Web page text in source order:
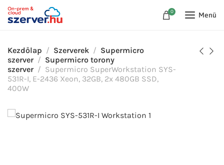
0 Menü
Kezdőlap Szerverek
Supermicro
szerver
Supermicro torony
szerver
Supermicro SuperWorkstation SYS-
531R-I, E-2436 Xeon, 32GB, 2x 480GB SSD,
400W